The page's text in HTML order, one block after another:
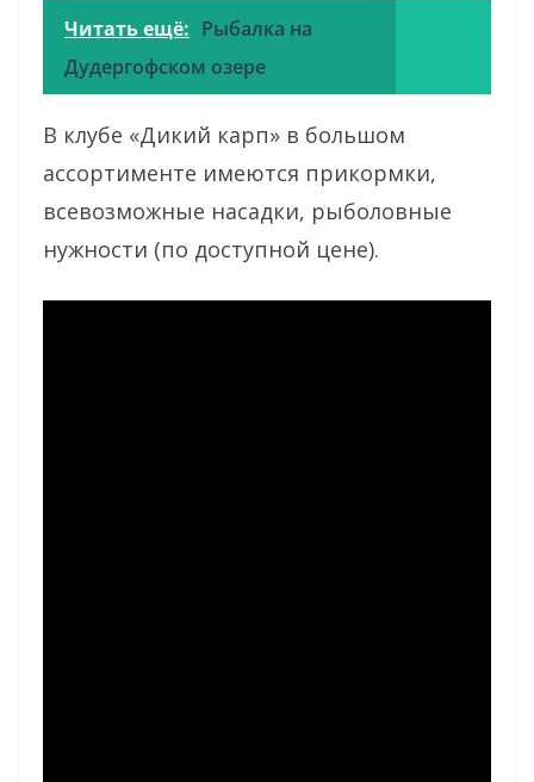
Читать ещё: Рыбалка на
Дудергофском озере
В клубе «Дикий карп» в большом
ассортименте имеются прикормки,
всевозможные насадки, рыболовные
нужности (по доступной цене).